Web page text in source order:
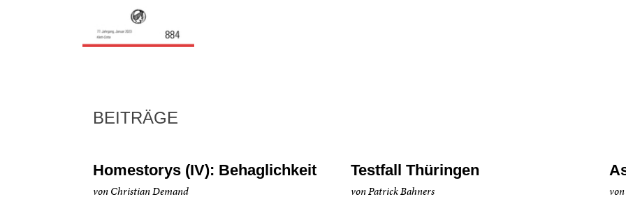
BEITRÄGE
Homestorys (IV): Behaglichkeit
von Christian Demand
Testfall Thüringen
von Patrick Bahners